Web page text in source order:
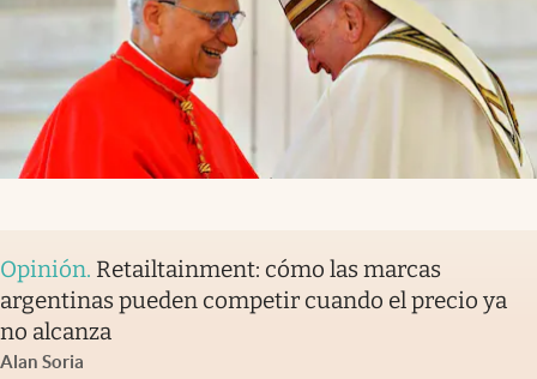
Opinión. Retailtainment: cómo las marcas
argentinas pueden competir cuando el precio ya
no alcanza
Alan Soria